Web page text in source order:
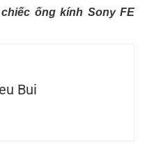
ống kính Sony FE
Bui